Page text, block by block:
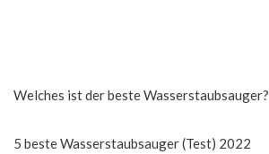
Welches ist der beste Wasserstaubsauger?
5 beste Wasserstaubsauger (Test) 2022